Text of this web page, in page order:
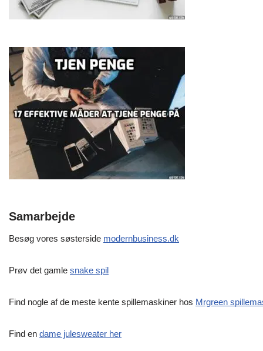
Samarbejde
Besøg vores søsterside modernbusiness.dk
Prøv det gamle snake spil
Find nogle af de meste kente spillemaskiner hos Mrgreen
Find en dame julesweater her